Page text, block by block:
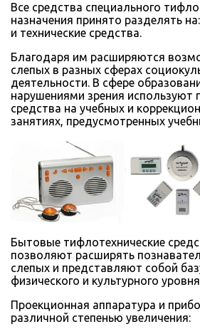
Все средства специального
назначения принято разделять
и технические средства.
Благодаря им расширяются
слепых в разных сферах
деятельности. В сфере
нарушениями зрения используют
средства на учебных и
занятиях, предусмотренных
Бытовые тифлотехнические
позволяют расширять
слепых и представляют собой
физического и культурного
Проекционная аппаратура и
различной степенью увеличения: